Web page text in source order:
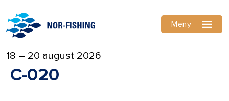
18 – 20 august 2026
Meny
C-020